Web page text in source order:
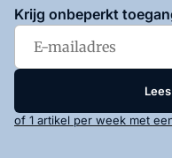
enPrivacy en Cookie
Krijg onbeperkt
of 1 artikel per week met